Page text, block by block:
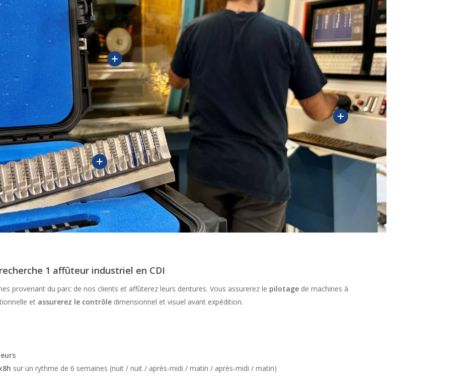
1 affûteur industriel en CDI
provenant du parc de nos clients et affûterez leurs dentures. Vous assurerez le pilotage de machines à
et assurerez le contrôle dimensionnel et visuel avant expédition.
sur un rythme de 6 semaines (nuit / nuit / après-midi / matin / après-midi / matin)